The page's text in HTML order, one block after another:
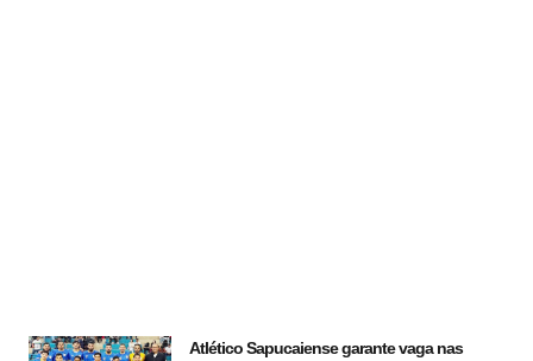
Atlético Sapucaiense garante vaga nas